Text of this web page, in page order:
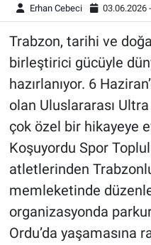
Erhan Cebeci 03.06.2026
Trabzon, tarihi ve
birleştirici gücüyle
hazırlanıyor. 6
olan Uluslararası
çok özel bir hikayeye
Koşuyordu Spor
atletlerinden
memleketinde
organizasyonda
Ordu’da yaşamasına